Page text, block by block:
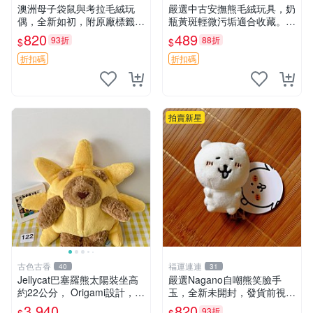
澳洲母子袋鼠與考拉毛絨玩
偶，全新如初，附原廠標籤，
手感極軟，適合贈送親朋好
友。袋鼠與考拉正版，精緻尺
寸，適合作為收藏或家飾擺
設，增添暖意。 母子、袋
$820 93折
折扣碼
嚴選中古安撫熊毛絨玩具，奶
瓶黃斑輕微污垢適合收藏。默
認兩日發貨，全國快遞隨機派
送。 成色如圖可放心購買，
輕微瑕疵和臟污不影響使用。
安撫熊 中古玩偶 毛
$489 88折
折扣碼
古色古香 40
Jellycat巴塞羅熊太陽裝坐高
約22公分， Origami設計，來
自越南。嚴選 Recommendat
拍賣新星
福運連連 31
嚴選Nagano自嘲熊笑臉手
玉，全新未開封，發貨前視頻
確認，海南 廣西 貴州 嚴選N